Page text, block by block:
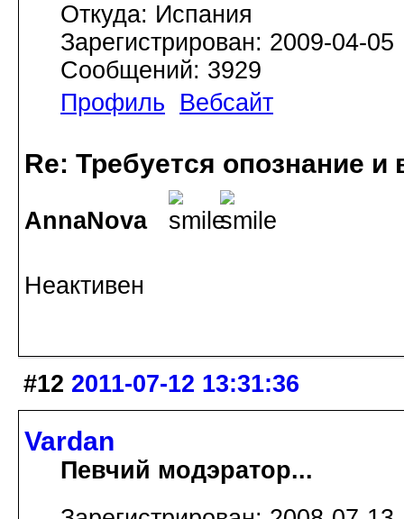
Откуда: Испания
Зарегистрирован: 2009-04-05
Сообщений: 3929
Профиль
Вебсайт
Re: Требуется опознание
AnnaNova
Неактивен
#12 2011-07-12 13:31:36
Vardan
Певчий модэратор...